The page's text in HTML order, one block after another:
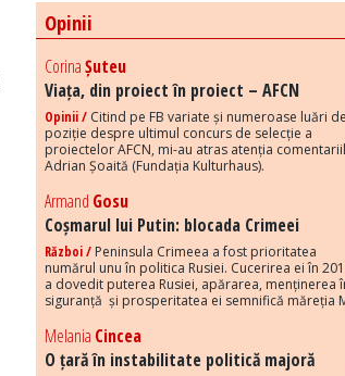
Opinii
CorinaȘuteu
Viața, din proiect în proiect – AFCN
Opinii / Citind pe FB variate și numeroase luări de
poziție despre ultimul concurs de selecție a
proiectelor AFCN, mi-au atras atenția
Adrian Șoaită (Fundația Kulturhaus).
Armand Gosu
Coșmarul lui Putin: blocada Crimeei
Război / Peninsula Crimeea a fost prioritatea
numărul unu în politica Rusiei. Cucerirea ei în
a dovedit puterea Rusiei, apărarea, menținerea
siguranță și prosperitatea ei semnifică măreția
Melania Cincea
O țară în instabilitate politică majoră